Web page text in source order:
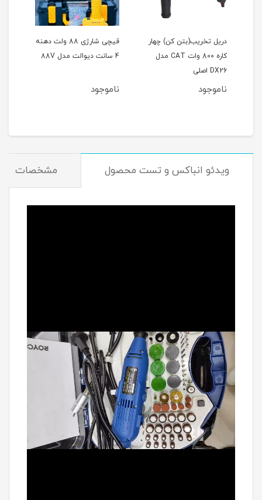
دریل تخریب(بتن کن) چهار
کاره 800 وات CAT مدل
DX26 اصلی
ناموجود
قیچی شارژی 88 ولت دهنه
4 سانت دیوالت مدل 88V
ناموجود
ویدئو انباکس و تست محصول مشخصات